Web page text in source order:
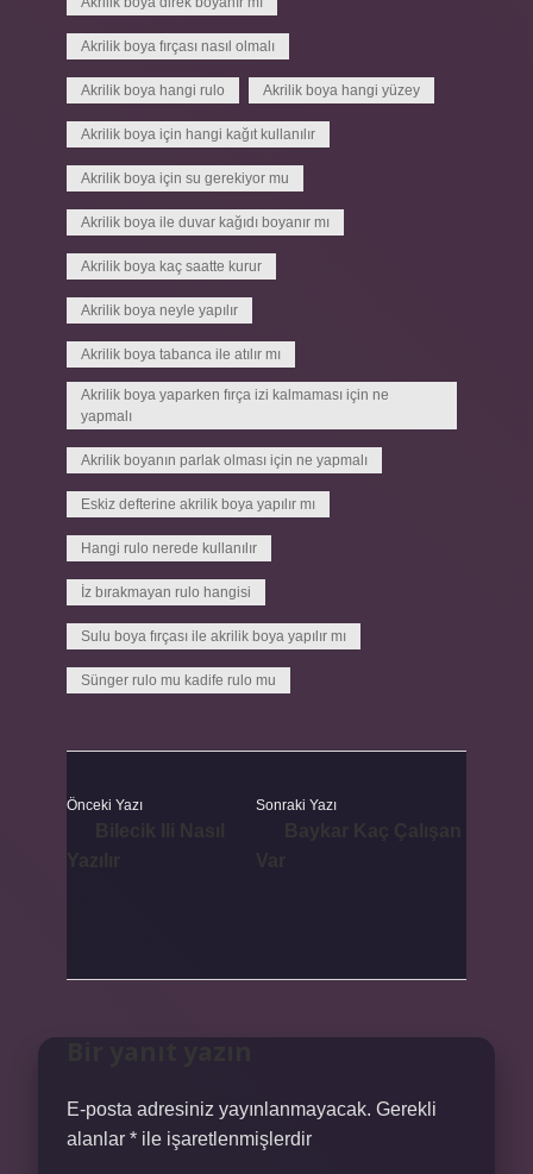
Akrilik boya fırçası nasıl olmalı
Akrilik boya hangi rulo Akrilik boya hangi yüzey
Akrilik boya için hangi kağıt kullanılır
Akrilik boya için su gerekiyor mu
Akrilik boya ile duvar kağıdı boyanır mı
Akrilik boya kaç saatte kurur
Akrilik boya neyle yapılır
Akrilik boya tabanca ile atılır mı
Akrilik boya yaparken fırça izi kalmaması için ne
yapmalı
Akrilik boyanın parlak olması için ne yapmalı
Eskiz defterine akrilik boya yapılır mı
Hangi rulo nerede kullanılır
İz bırakmayan rulo hangisi
Sulu boya fırçası ile akrilik boya yapılır mı
Sünger rulo mu kadife rulo mu
Önceki Yazı Sonraki Yazı
E-posta adresiniz yayınlanmayacak. Gerekli
alanlar * ile işaretlenmişlerdir